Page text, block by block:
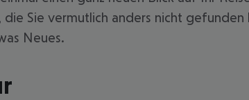
Sie vermutlich anders nicht gefunden
Neues.